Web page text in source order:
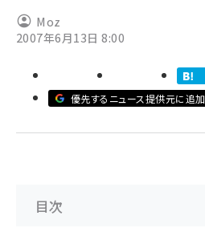
セミナー (2310)
z世代 (1623)
meo (1277)
llmo (1167)
Moz
2007年6月13日 8:00
優先するニュース提供元に追加
目次